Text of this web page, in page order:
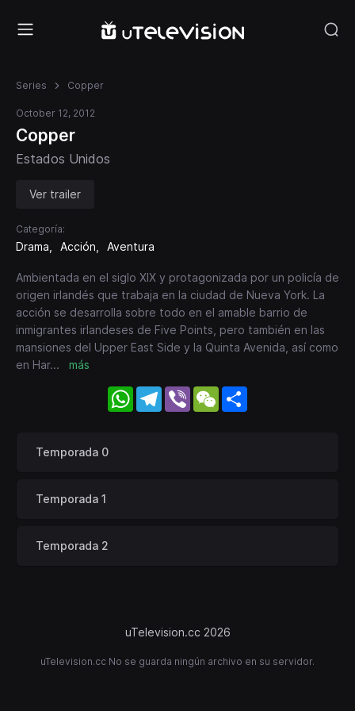
Series Copper
October 12, 2012
Copper
Estados Unidos
Ver trailer
Categoría:
Drama Acción Aventura
Ambientada en el siglo XIX y protagonizada por un policía de
origen irlandés que trabaja en la ciudad de Nueva York. La
acción se desarrolla sobre todo en el amable barrio de
inmigrantes irlandeses de Five Points, pero también en las
mansiones del Upper East Side y la Quinta Avenida, así como
en Har... más
WhatsApp
Telegram
Viber WeChat
Temporada 0
Temporada 1
Temporada 2
uTelevision.cc 2026
uTelevision.cc No se guarda ningún archivo en su servidor.